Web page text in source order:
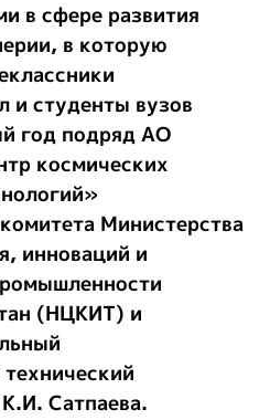
в сфере развития
в которую
и студенты вузов
год подряд АО
космических
Министерства
инноваций и
(НЦКИТ) и
Сатпаева.